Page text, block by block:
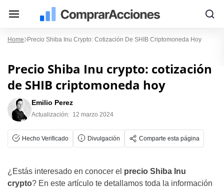
Home Precio Shiba Inu Crypto: Cotización De SHIB Criptomoneda Hoy
Precio Shiba Inu crypto: cotización
de SHIB criptomoneda hoy
Emilio Perez
Actualización: 12 marzo 2024
Hecho Verificado Divulgación Comparte esta página
¿Estás interesado en conocer el precio Shiba Inu
crypto? En este artículo te detallamos toda la información